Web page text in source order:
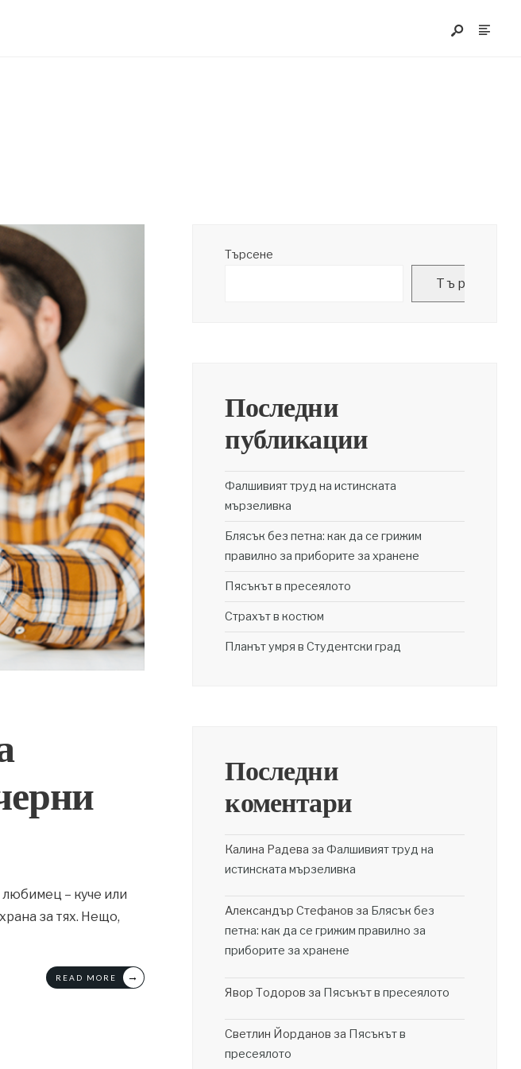
– куче или
за тях. Нещо,
READ MORE →
Търсене
Търсене
Последни
публикации
Фалшивият труд на истинската
мързеливка
Блясък без петна: как да се грижим
правилно за приборите за хранене
Пясъкът в пресеялото
Страхът в костюм
Планът умря в Студентски град
Последни
коментари
Калина Радева заФалшивият труд на
истинската мързеливка
Александър Стефанов за Блясък без
петна: как да се грижим правилно за
приборите за хранене
Явор Тодоров за Пясъкът в пресеялото
Светлин Йорданов за Пясъкът в
пресеялото